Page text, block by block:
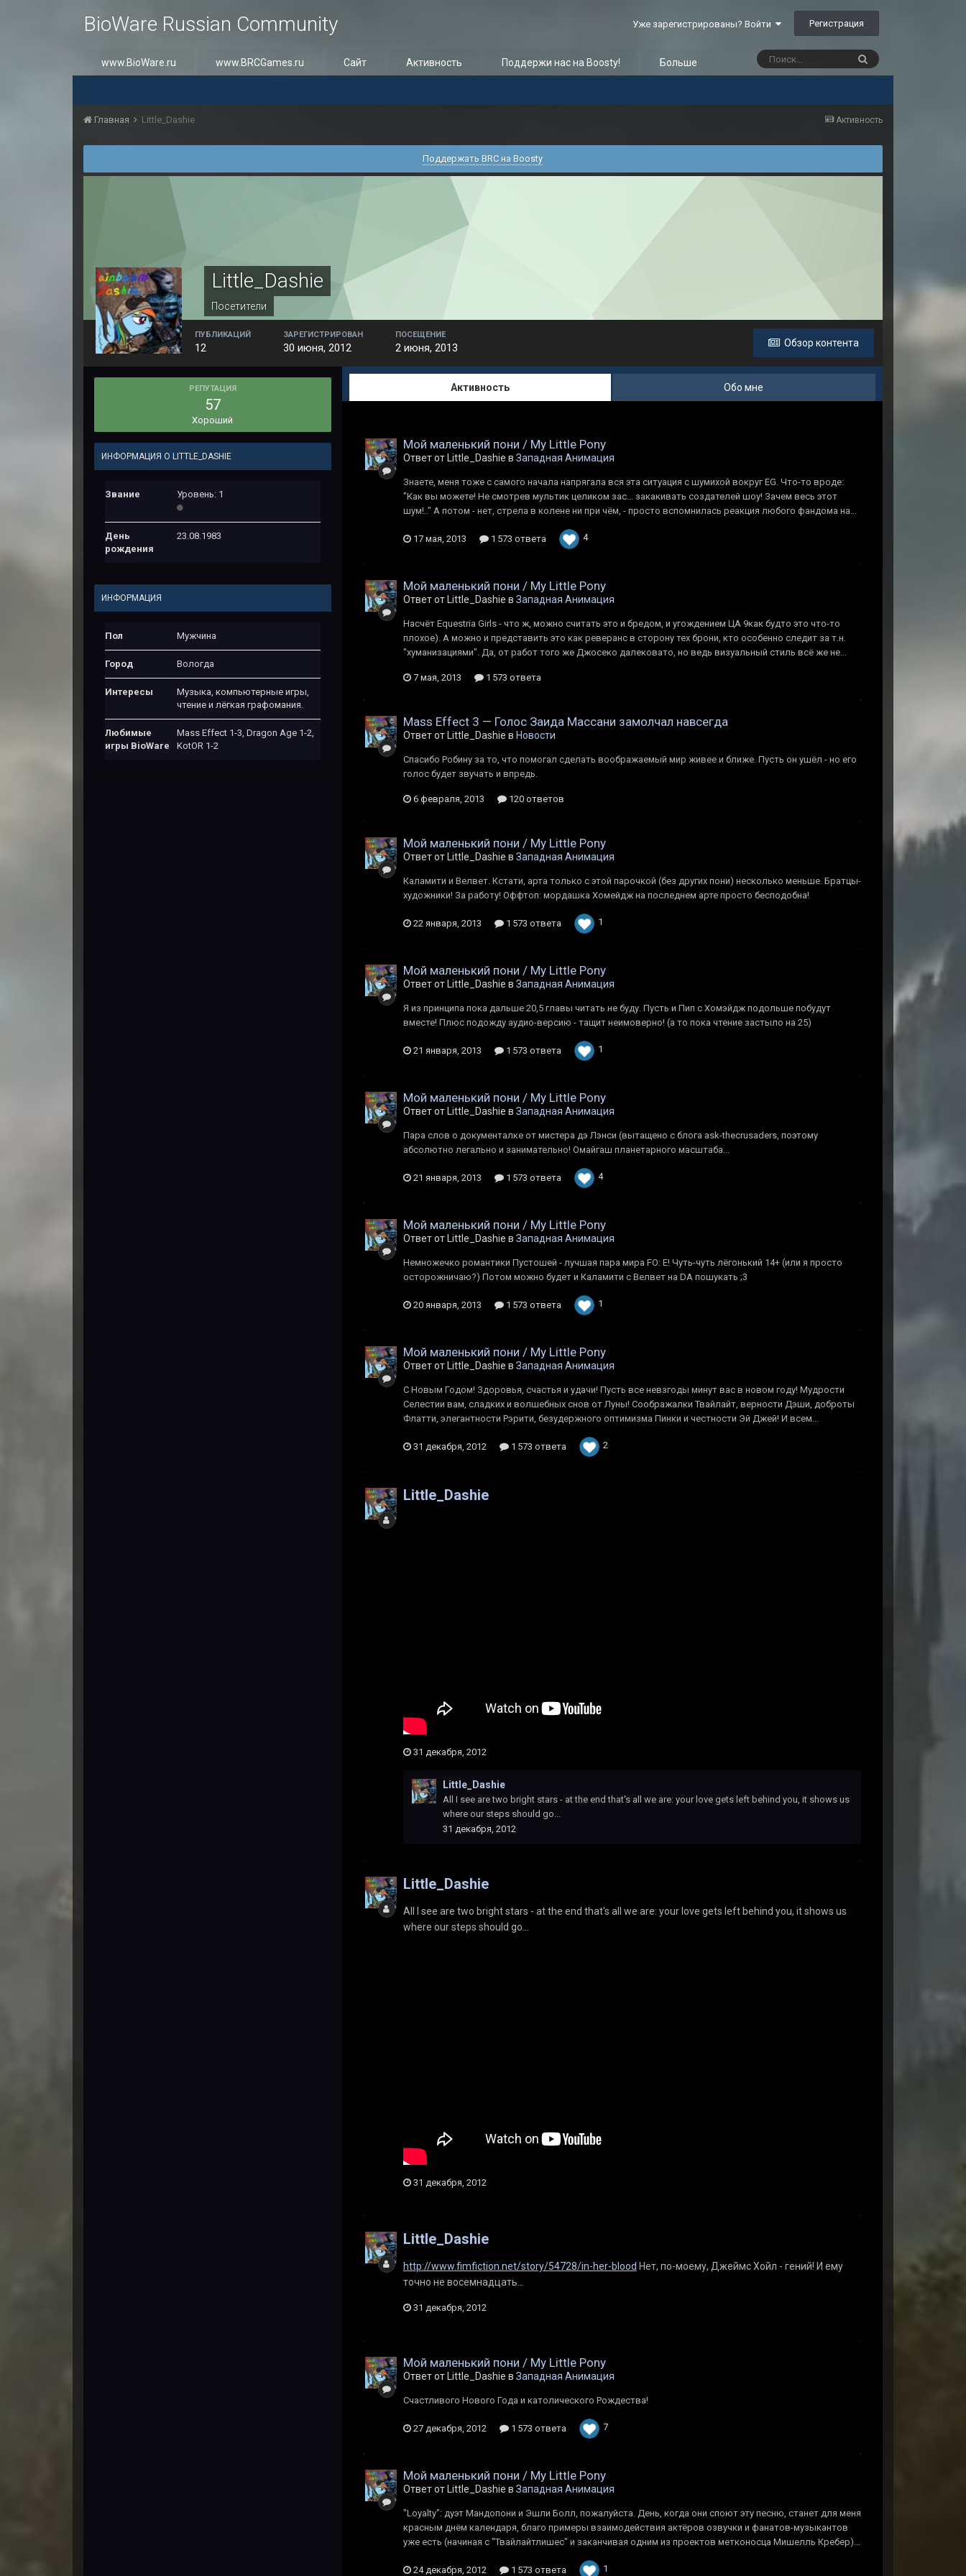
BioWare Russian Community Уже зарегистрированы? Войти Регистрация
www.BioWare.ru www.BRCGames.ru Сайт Активность Поддержи нас на Boosty! Больше
Активность
Главная Little_Dashie
Поддержать BRC на Boosty
Little_Dashie
Посетители
Обзор контента
ПУБЛИКАЦИЙ
12
ЗАРЕГИСТРИРОВАН
30 июня, 2012
ПОСЕЩЕНИЕ
2 июня, 2013
РЕПУТАЦИЯ
57
Хороший
ИНФОРМАЦИЯ О LITTLE_DASHIE
Звание Уровень: 1
День
рождения
23.08.1983
ИНФОРМАЦИЯ
Пол Мужчина
Город Вологда
Интересы
Музыка, компьютерные игры,
чтение и лёгкая графомания.
Любимые
игры BioWare
Mass Effect 1-3, Dragon Age 1-2,
KotOR 1-2
Активность Обо мне
Мой маленький пони / My Little Pony
Ответ от Little_Dashie в Западная Анимация
Знаете, меня тоже с самого начала напрягала вся эта ситуация с шумихой вокруг EG. Что-то вроде:
"Как вы можете! Не смотрев мультик целиком зас... закакивать создателей шоу! Зачем весь этот
шум!.." А потом - нет, стрела в колене ни при чём, - просто вспомнилась реакция любого фандома на...
17 мая, 2013 1 573 ответа 4
Мой маленький пони / My Little Pony
Ответ от Little_Dashie в Западная Анимация
Насчёт Equestria Girls - что ж, можно считать это и бредом, и угождением ЦА 9как будто это что-то
плохое). А можно и представить это как реверанс в сторону тех брони, кто особенно следит за т.н.
"хуманизациями". Да, от работ того же Джосеко далековато, но ведь визуальный стиль всё же не...
7 мая, 2013 1 573 ответа
Mass Effect 3 — Голос Заида Массани замолчал навсегда
Ответ от Little_Dashie в Новости
Спасибо Робину за то, что помогал сделать воображаемый мир живее и ближе. Пусть он ушёл - но его
голос будет звучать и впредь.
6 февраля, 2013 120 ответов
Мой маленький пони / My Little Pony
Ответ от Little_Dashie в Западная Анимация
Каламити и Велвет. Кстати, арта только с этой парочкой (без других пони) несколько меньше. Братцы-
художники! За работу! Оффтоп: мордашка Хомейдж на последнем арте просто бесподобна!
22 января, 2013 1 573 ответа 1
Мой маленький пони / My Little Pony
Ответ от Little_Dashie в Западная Анимация
Я из принципа пока дальше 20,5 главы читать не буду. Пусть и Пип с Хомэйдж подольше побудут
вместе! Плюс подожду аудио-версию - тащит неимоверно! (а то пока чтение застыло на 25)
21 января, 2013 1 573 ответа 1
Мой маленький пони / My Little Pony
Ответ от Little_Dashie в Западная Анимация
Пара слов о документалке от мистера дэ Лэнси (вытащено с блога ask-thecrusaders, поэтому
абсолютно легально и занимательно! Омайгаш планетарного масштаба...
21 января, 2013 1 573 ответа 4
Мой маленький пони / My Little Pony
Ответ от Little_Dashie в Западная Анимация
Немножечко романтики Пустошей - лучшая пара мира FO: E! Чуть-чуть лёгонький 14+ (или я просто
осторожничаю?) Потом можно будет и Каламити с Велвет на DA пошукать ;3
20 января, 2013 1 573 ответа 1
Мой маленький пони / My Little Pony
Ответ от Little_Dashie в Западная Анимация
С Новым Годом! Здоровья, счастья и удачи! Пусть все невзгоды минут вас в новом году! Мудрости
Селестии вам, сладких и волшебных снов от Луны! Соображалки Твайлайт, верности Дэши, доброты
Флатти, элегантности Рэрити, безудержного оптимизма Пинки и честности Эй Джей! И всем...
31 декабря, 2012 1 573 ответа 2
Little_Dashie
31 декабря, 2012
Little_Dashie
All I see are two bright stars - at the end that's all we are: your love gets left behind you, it shows us
where our steps should go...
31 декабря, 2012
Little_Dashie
All I see are two bright stars - at the end that's all we are: your love gets left behind you, it shows us
where our steps should go...
31 декабря, 2012
Little_Dashie
http://www.fimfiction.net/story/54728/in-her-blood Нет, по-моему, Джеймс Хойл - гений! И ему
точно не восемнадцать...
31 декабря, 2012
Мой маленький пони / My Little Pony
Ответ от Little_Dashie в Западная Анимация
Счастливого Нового Года и католического Рождества!
27 декабря, 2012 1 573 ответа 7
Мой маленький пони / My Little Pony
Ответ от Little_Dashie в Западная Анимация
"Loyalty": дуэт Мандопони и Эшли Болл, пожалуйста. День, когда они споют эту песню, станет для меня
красным днём календаря, благо примеры взаимодействия актёров озвучки и фанатов-музыкантов
уже есть (начиная c "Твайлайтлишес" и заканчивая одним из проектов метконосца Мишелль Кребер)...
24 декабря, 2012 1 573 ответа 1